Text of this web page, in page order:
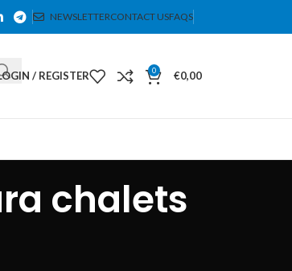
NEWSLETTERCONTACT USFAQS
/ REGISTER 0 €0,00
chalets